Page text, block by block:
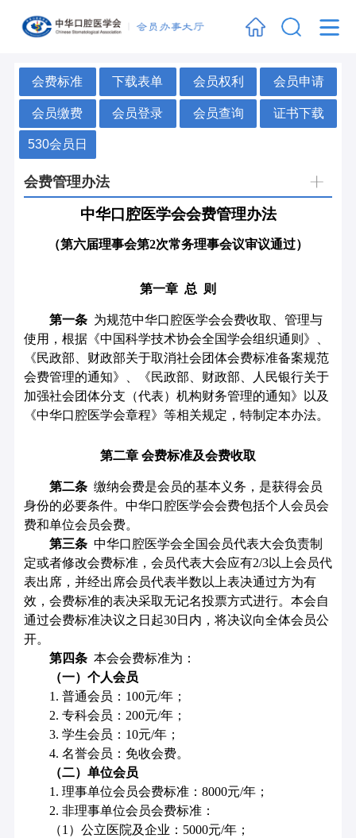
会费标准 下载表单 会员权利 会员申请
会员缴费 会员登录 会员查询 证书下载
530会员日
会费管理办法
中华口腔医学会会费管理办法
（第六届理事会第2次常务理事会议审议通过）
第一章 总 则
第一条 为规范中华口腔医学会会费收取、管理与
使用，根据《中国科学技术协会全国学会组织通则》、
《民政部、财政部关于取消社会团体会费标准备案规范
会费管理的通知》、《民政部、财政部、人民银行关于
加强社会团体分支（代表）机构财务管理的通知》以及
《中华口腔医学会章程》等相关规定，特制定本办法。
第二章 会费标准及会费收取
第二条 缴纳会费是会员的基本义务，是获得会员
身份的必要条件。中华口腔医学会会费包括个人会员会
费和单位会员会费。
第三条 中华口腔医学会全国会员代表大会负责制
定或者修改会费标准，会员代表大会应有2/3以上会员代
表出席，并经出席会员代表半数以上表决通过方为有
效，会费标准的表决采取无记名投票方式进行。本会自
通过会费标准决议之日起30日内，将决议向全体会员公
开。
第四条 本会会费标准为：
（一）个人会员
1. 普通会员：100元/年；
2. 专科会员： 200元/年；
3. 学生会员：10元/年；
4. 名誉会员：免收会费。
（二）单位会员
1 . 理事单位会员会费标准：8000元/年；
2. 非理事单位会员会费标准：
（1）公立医院及企业：5000元/年；